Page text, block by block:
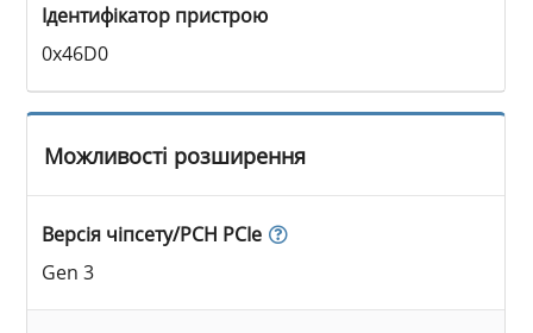
Ідентифікатор пристрою
0x46D0
Можливості розширення
Версія чіпсету/PCH PCIe
Gen 3